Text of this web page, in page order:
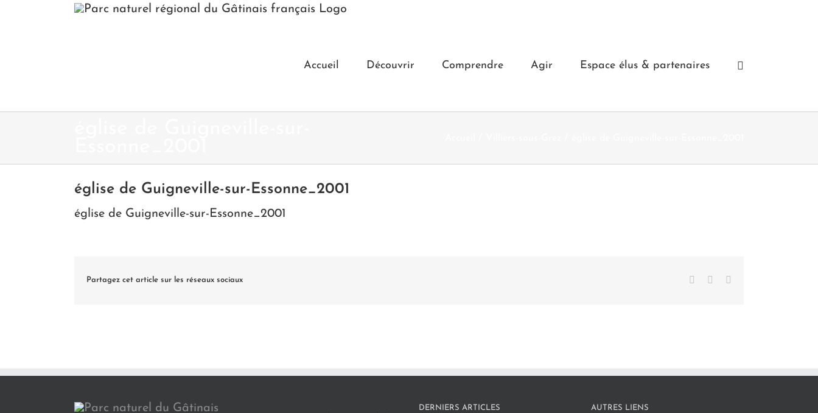
Accueil Découvrir Comprendre Agir Espace élus & partenaires
église de Guigneville-sur-Essonne_2001
église de Guigneville-sur-Essonne_2001
Partagez cet article sur les réseaux sociaux Facebook
DERNIERS ARTICLES AUTRES LIENS